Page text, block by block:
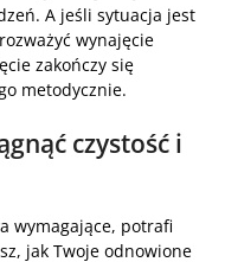
A jeśli sytuacja jest
wynajęcie
zakończy się
metodycznie.
czystość i
wymagające, potrafi
jak Twoje odnowione